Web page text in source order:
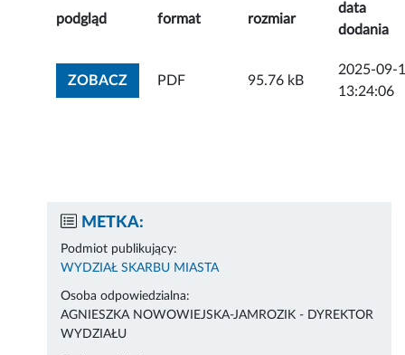
podgląd format rozmiar
data
dodania
ZOBACZZOBACZ ZAŁĄCZNIK
PDF 95.76 kB
2025-09-
13:24:06
METKA:
Podmiot publikujący:
WYDZIAŁ SKARBU MIASTA
Osoba odpowiedzialna:
AGNIESZKA NOWOWIEJSKA-JAMROZIK - DYREKTOR
WYDZIAŁU